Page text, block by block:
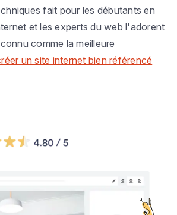
fait pour les débutants en
et les experts du web l'adorent
comme la meilleure
un site internet bien référencé